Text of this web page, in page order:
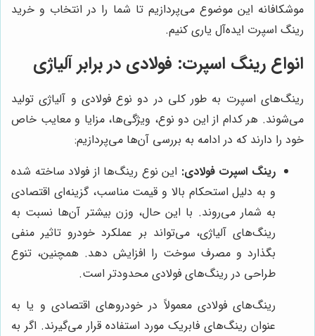
موشکافانه این موضوع می‌پردازیم تا شما را در انتخاب و خرید
رینگ اسپرت ایده‌آل یاری کنیم.
انواع رینگ اسپرت: فولادی در برابر آلیاژی
رینگ‌های اسپرت به طور کلی در دو نوع فولادی و آلیاژی تولید
می‌شوند. هر کدام از این دو نوع، ویژگی‌ها، مزایا و معایب خاص
خود را دارند که در ادامه به بررسی آن‌ها می‌پردازیم:
رینگ اسپرت فولادی: این نوع رینگ‌ها از فولاد ساخته شده
و به دلیل استحکام بالا و قیمت مناسب، گزینه‌ای اقتصادی
به شمار می‌روند. با این حال، وزن بیشتر آن‌ها نسبت به
رینگ‌های آلیاژی، می‌تواند بر عملکرد خودرو تاثیر منفی
بگذارد و مصرف سوخت را افزایش دهد. همچنین، تنوع
طراحی در رینگ‌های فولادی محدودتر است.
رینگ‌های فولادی معمولاً در خودروهای اقتصادی و یا به
عنوان رینگ‌های فابریک مورد استفاده قرار می‌گیرند. اگر به